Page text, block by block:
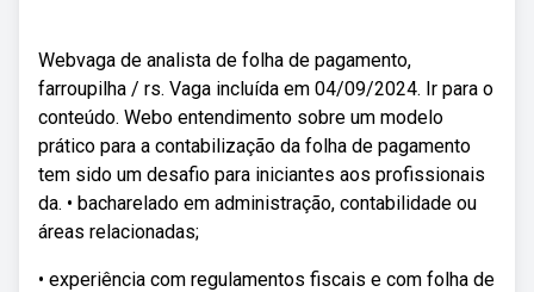
Webvaga de analista de folha de pagamento,
farroupilha / rs. Vaga incluída em 04/09/2024. Ir para o
conteúdo. Webo entendimento sobre um modelo
prático para a contabilização da folha de pagamento
tem sido um desafio para iniciantes aos profissionais
da. • bacharelado em administração, contabilidade ou
áreas relacionadas;
• experiência com regulamentos fiscais e com folha de